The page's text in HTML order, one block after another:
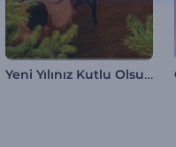
Yeni Yılınız Kutlu Olsun Açılışı